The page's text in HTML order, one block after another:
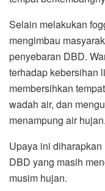
Selain melakukan
mengimbau
penyebaran DBD.
terhadap kebersihan
membersihkan
wadah air, dan
menampung air hujan.
Upaya ini
DBD yang masih
musim hujan.